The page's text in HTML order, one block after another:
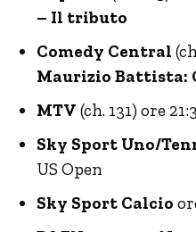
– Il tributo
Comedy Central
Maurizio Battista:
MTV (ch. 131) ore
Sky Sport Uno/
US Open
Sky Sport Calcio